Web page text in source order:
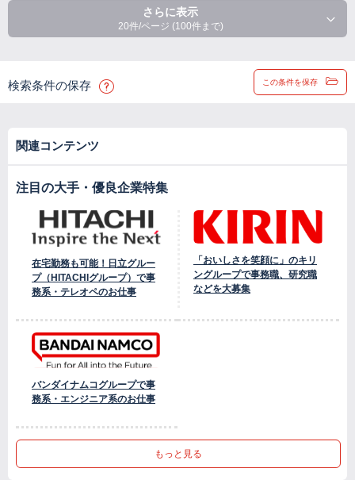
さらに表示
20件/ページ (100件まで)
検索条件の保存 この条件を保存
関連コンテンツ
注目の大手・優良企業特集
在宅勤務も可能！日立グルー
プ（HITACHIグループ）で事
務系・テレオペのお仕事
「おいしさを笑顔に」のキリ
ングループで事務職、研究職
などを大募集
バンダイナムコグループで事
務系・エンジニア系のお仕事
もっと見る